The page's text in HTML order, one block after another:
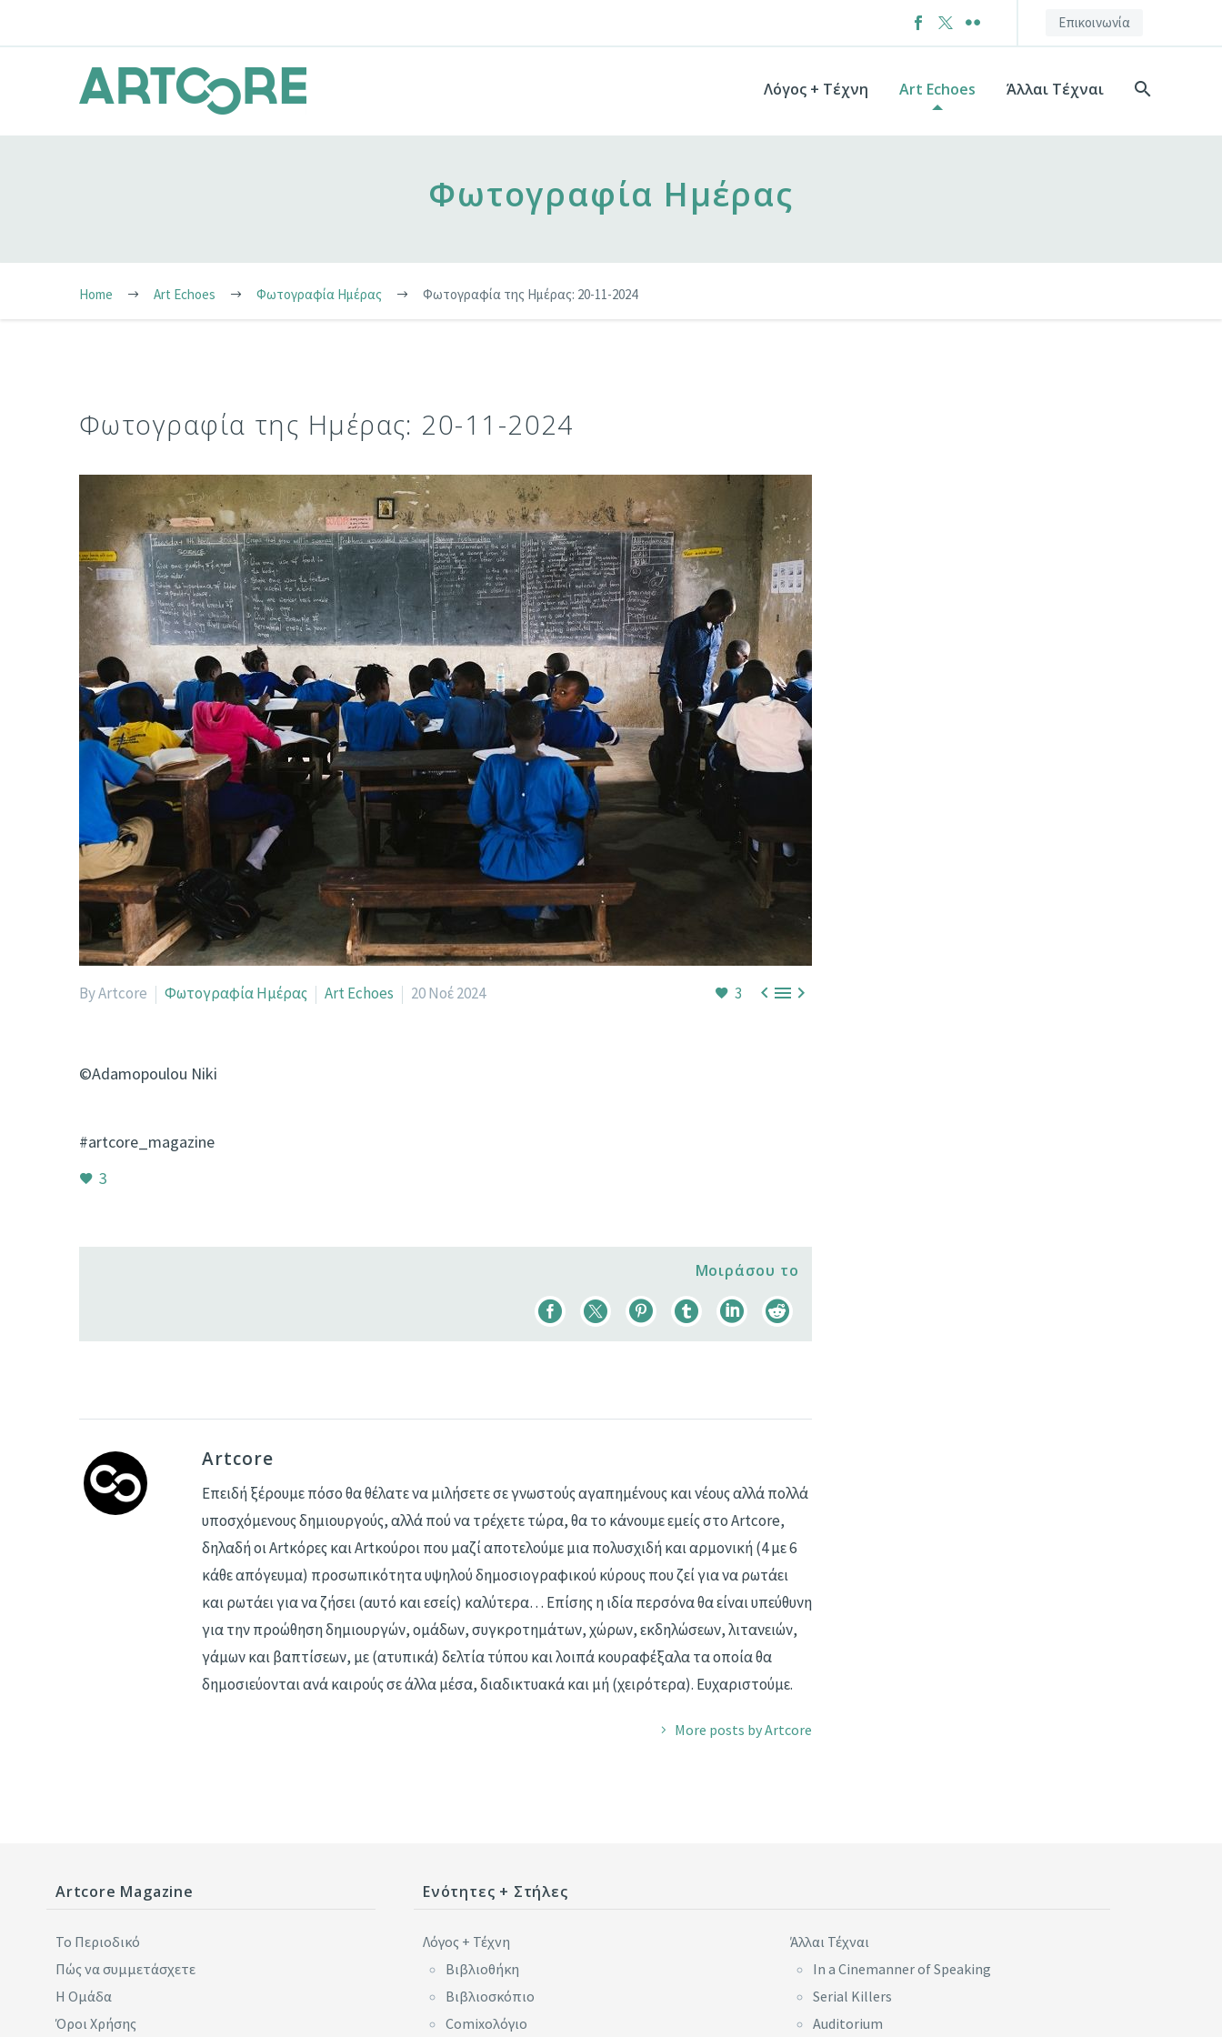
Επικοινωνία
Λόγος + Τέχνη Art Echoes Άλλαι Τέχναι
Φωτογραφία Ημέρας
Home Art Echoes Φωτογραφία Ημέρας Φωτογραφία της Ημέρας: 20-11-2024
Φωτογραφία της Ημέρας: 20-11-2024
3 
By Artcore Φωτογραφία Ημέρας Art Echoes 20 Νοέ 2024
©Adamopoulou Niki
#artcore_magazine
3
Μοιράσου το
Artcore
Επειδή ξέρουμε πόσο θα θέλατε να μιλήσετε σε γνωστούς αγαπημένους και νέους αλλά πολλά
υποσχόμενους δημιουργούς, αλλά πού να τρέχετε τώρα, θα το κάνουμε εμείς στο Artcore,
δηλαδή οι Αrtκόρες και Artκούροι που μαζί αποτελούμε μια πολυσχιδή και αρμονική (4 με 6
κάθε απόγευμα) προσωπικότητα υψηλού δημοσιογραφικού κύρους που ζεί για να ρωτάει
και ρωτάει για να ζήσει (αυτό και εσείς) καλύτερα… Επίσης η ιδία περσόνα θα είναι υπεύθυνη
για την προώθηση δημιουργών, ομάδων, συγκροτημάτων, χώρων, εκδηλώσεων, λιτανειών,
γάμων και βαπτίσεων, με (ατυπικά) δελτία τύπου και λοιπά κουραφέξαλα τα οποία θα
δημοσιεύονται ανά καιρούς σε άλλα μέσα, διαδικτυακά και μή (χειρότερα). Ευχαριστούμε.
More posts by Artcore
Artcore Magazine
Το Περιοδικό
Πώς να συμμετάσχετε
Η Ομάδα
Όροι Χρήσης
Ενότητες + Στήλες
Λόγος + Τέχνη
Βιβλιοθήκη
Βιβλιοσκόπιο
Comixoλόγιο
Άλλαι Τέχναι
In a Cinemanner of Speaking
Serial Killers
Auditorium